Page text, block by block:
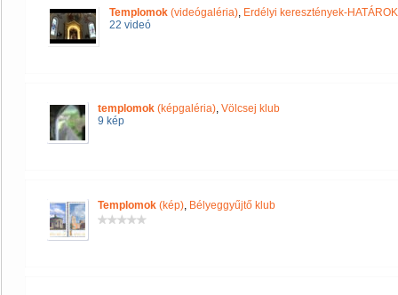
Templomok (videógaléria), Erdélyi keresztények-
22 videó
templomok (képgaléria), Völcsej klub
9 kép
Templomok (kép), Bélyeggyűjtő klub